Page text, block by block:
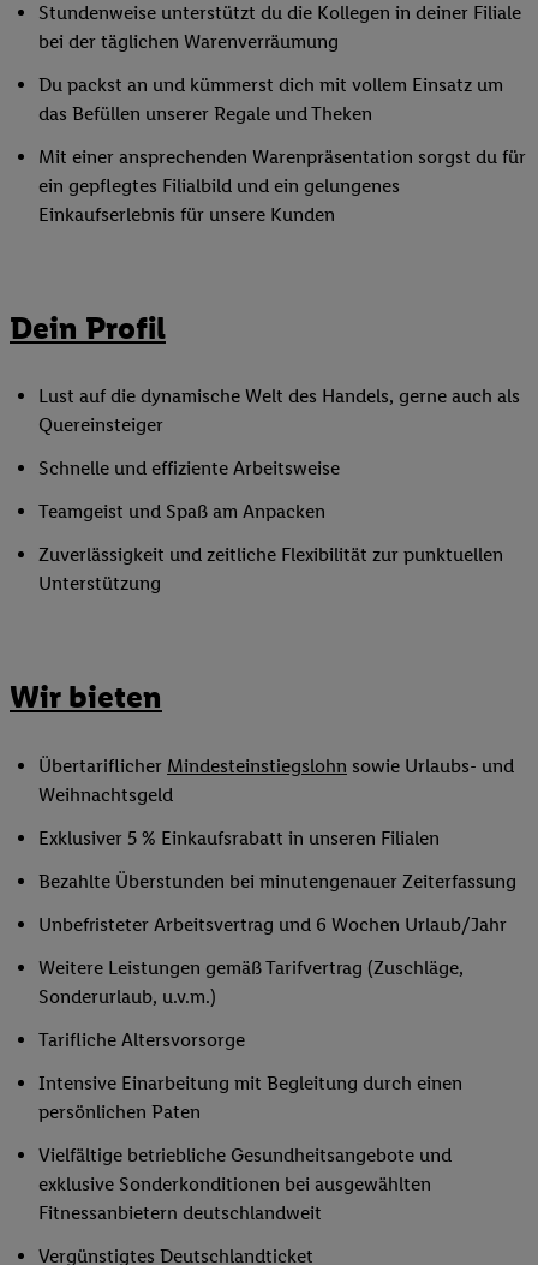
Stundenweise unterstützt du die Kollegen in deiner Filiale
bei der täglichen Warenverräumung
Du packst an und kümmerst dich mit vollem Einsatz um
das Befüllen unserer Regale und Theken
Mit einer ansprechenden Warenpräsentation sorgst du für
ein gepflegtes Filialbild und ein gelungenes
Einkaufserlebnis für unsere Kunden
Dein Profil
Lust auf die dynamische Welt des Handels, gerne auch als
Quereinsteiger
Schnelle und effiziente Arbeitsweise
Teamgeist und Spaß am Anpacken
Zuverlässigkeit und zeitliche Flexibilität zur punktuellen
Unterstützung
Wir bieten
Übertariflicher Mindesteinstiegslohn sowie Urlaubs- und
Weihnachtsgeld
Exklusiver 5 % Einkaufsrabatt in unseren Filialen
Bezahlte Überstunden bei minutengenauer Zeiterfassung
Unbefristeter Arbeitsvertrag und 6 Wochen Urlaub/Jahr
Weitere Leistungen gemäß Tarifvertrag (Zuschläge,
Sonderurlaub, u.v.m.)
Tarifliche Altersvorsorge
Intensive Einarbeitung mit Begleitung durch einen
persönlichen Paten
Vielfältige betriebliche Gesundheitsangebote und
exklusive Sonderkonditionen bei ausgewählten
Fitnessanbietern deutschlandweit
Vergünstigtes Deutschlandticket